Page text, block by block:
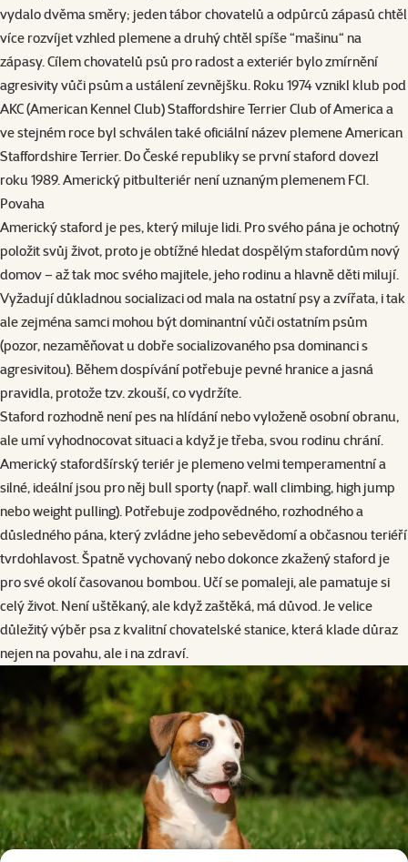
vydalo dvěma směry; jeden tábor chovatelů a odpůrců zápasů chtěl
více rozvíjet vzhled plemene a druhý chtěl spíše “mašinu“ na
zápasy. Cílem chovatelů psů pro radost a exteriér bylo zmírnění
agresivity vůči psům a ustálení zevnějšku. Roku 1974 vznikl klub pod
AKC (American Kennel Club) Staffordshire Terrier Club of America a
ve stejném roce byl schválen také oficiální název plemene American
Staffordshire Terrier. Do České republiky se první staford dovezl
roku 1989. Americký pitbulteriér není uznaným plemenem FCI.
Povaha
Americký staford je pes, který miluje lidi. Pro svého pána je ochotný
položit svůj život, proto je obtížné hledat dospělým stafordům nový
domov – až tak moc svého majitele, jeho rodinu a hlavně děti milují.
Vyžadují důkladnou socializaci od mala na ostatní psy a zvířata, i tak
ale zejména samci mohou být dominantní vůči ostatním psům
(pozor, nezaměňovat u dobře socializovaného psa dominanci s
agresivitou). Během dospívání potřebuje pevné hranice a jasná
pravidla, protože tzv. zkouší, co vydržíte.
Staford rozhodně není pes na hlídání nebo vyloženě osobní obranu,
ale umí vyhodnocovat situaci a když je třeba, svou rodinu chrání.
Americký stafordšírský teriér je plemeno velmi temperamentní a
silné, ideální jsou pro něj bull sporty (např. wall climbing, high jump
nebo weight pulling). Potřebuje zodpovědného, rozhodného a
důsledného pána, který zvládne jeho sebevědomí a občasnou teriéří
tvrdohlavost. Špatně vychovaný nebo dokonce zkažený staford je
pro své okolí časovanou bombou. Učí se pomaleji, ale pamatuje si
celý život. Není uštěkaný, ale když zaštěká, má důvod. Je velice
důležitý výběr psa z kvalitní chovatelské stanice, která klade důraz
nejen na povahu, ale i na zdraví.